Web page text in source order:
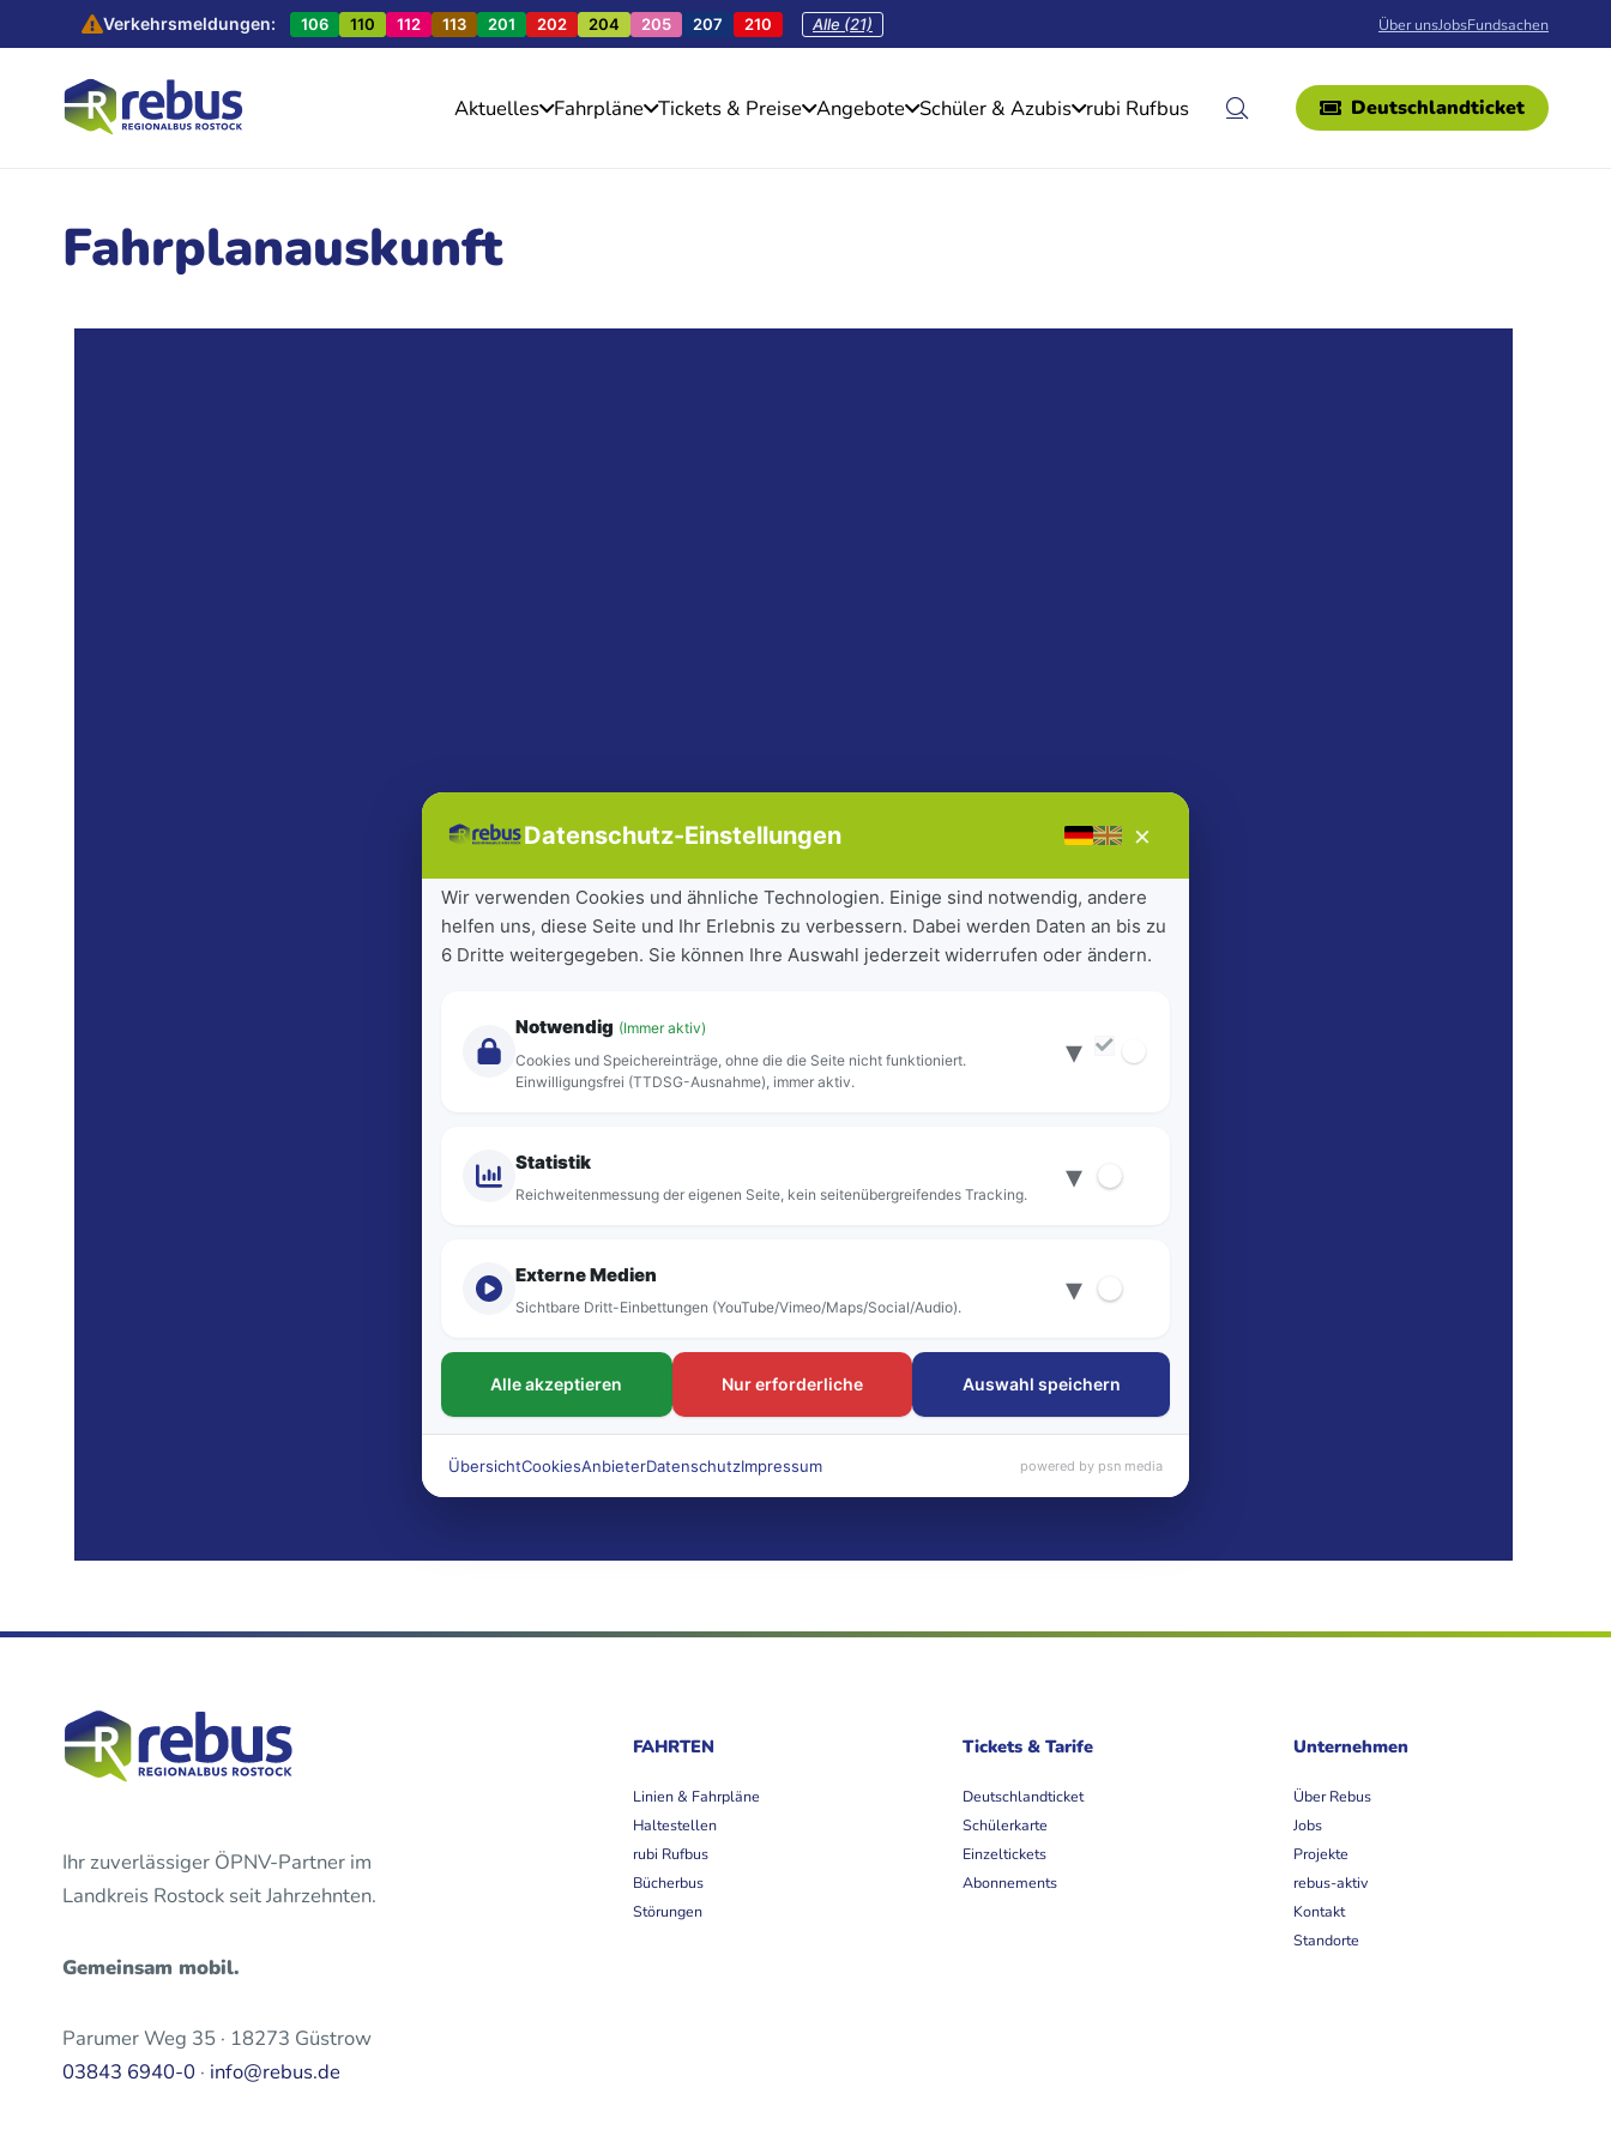
Verkehrsmeldungen: 106 110 112 113 201 202 204 205 207 210 Alle (21) Über unsJobsFundsachen
Aktuelles Fahrpläne Tickets & Preise Angebote Schüler & Azubis rubi Rufbus Deutschlandticket
Fahrplanauskunft
Ihr zuverlässiger ÖPNV-Partner im
Landkreis Rostock seit Jahrzehnten.
Gemeinsam mobil.
Parumer Weg 35 · 18273 Güstrow
03843 6940-0 · info@rebus.de
FAHRTEN
Linien & Fahrpläne
Haltestellen
rubi Rufbus
Bücherbus
Störungen
Tickets & Tarife
Deutschlandticket
Schülerkarte
Einzeltickets
Abonnements
Unternehmen
Über Rebus
Jobs
Projekte
rebus-aktiv
Kontakt
Standorte
Datenschutz-Einstellungen ×
Wir verwenden Cookies und ähnliche Technologien. Einige sind notwendig, andere
helfen uns, diese Seite und Ihr Erlebnis zu verbessern. Dabei werden Daten an bis zu
6 Dritte weitergegeben. Sie können Ihre Auswahl jederzeit widerrufen oder ändern.
Notwendig (Immer aktiv)
Cookies und Speichereinträge, ohne die die Seite nicht funktioniert.
Einwilligungsfrei (TTDSG-Ausnahme), immer aktiv.
▾
Statistik
Reichweitenmessung der eigenen Seite, kein seitenübergreifendes Tracking. ▾
Externe Medien
Sichtbare Dritt-Einbettungen (YouTube/Vimeo/Maps/Social/Audio). ▾
Alle akzeptieren Nur erforderliche Auswahl speichern
ÜbersichtCookiesAnbieterDatenschutzImpressum powered by psn media